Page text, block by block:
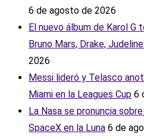
6 de agosto de 2026
El nuevo álbum de Karol G
Bruno Mars, Drake,
2026
Messi lideró y Telasco
Miami en la Leagues Cup 6
La Nasa se pronuncia
SpaceX en la Luna 6 de